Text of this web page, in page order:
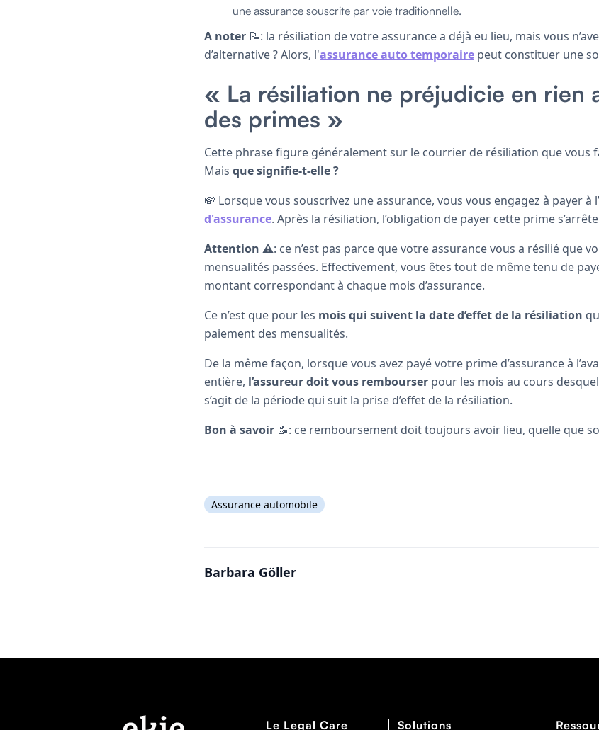
une assurance souscrite par voie traditionnelle.
A noter 📝: la résiliation de votre assurance a déjà eu lieu, mais vous
d’alternative ? Alors, l'assurance auto temporaire peut constituer une
« La résiliation ne préjudicie en rien
des primes »
Cette phrase figure généralement sur le courrier de résiliation que vous
Mais que signifie-t-elle ?
💸 Lorsque vous souscrivez une assurance, vous vous engagez à payer à
d'assurance. Après la résiliation, l’obligation de payer cette prime
Attention ⚠️: ce n’est pas parce que votre assurance vous a résilié que
mensualités passées. Effectivement, vous êtes tout de même tenu de
montant correspondant à chaque mois d’assurance.
Ce n’est que pour les mois qui suivent la date d’effet de la résiliation
paiement des mensualités.
De la même façon, lorsque vous avez payé votre prime d’assurance à
entière, l’assureur doit vous rembourser pour les mois au cours
s’agit de la période qui suit la prise d’effet de la résiliation.
Bon à savoir 📝: ce remboursement doit toujours avoir lieu, quelle que
Assurance automobile
Barbara Göller
Le Legal Care Solutions